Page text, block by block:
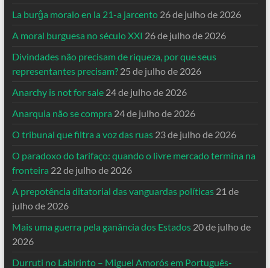
La burĝa moralo en la 21-a jarcento 26 de julho de 2026
A moral burguesa no século XXI 26 de julho de 2026
Divindades não precisam de riqueza, por que seus
representantes precisam? 25 de julho de 2026
Anarchy is not for sale 24 de julho de 2026
Anarquia não se compra 24 de julho de 2026
O tribunal que filtra a voz das ruas 23 de julho de 2026
O paradoxo do tarifaço: quando o livre mercado termina na
fronteira 22 de julho de 2026
A prepotência ditatorial das vanguardas políticas 21 de
julho de 2026
Mais uma guerra pela ganância dos Estados 20 de julho de
2026
Durruti no Labirinto – Miguel Amorós em Português-